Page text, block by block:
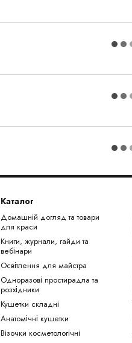
Каталог
Домашній догляд та товари
для краси
Книги, журнали, гайди та
вебінари
Освітлення для майстра
Одноразові простирадла та
розхідники
Кушетки складні
Анатомічні кушетки
Візочки косметологічні